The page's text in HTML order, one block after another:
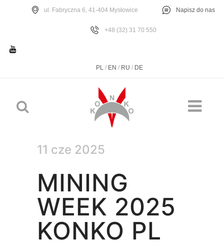
ul. Fabryczna 6, 41-404 Mysłowice Napisz do nas
+48 (32) 31 70 550
PL / EN / RU / DE
11 cze 2025
MINING
WEEK 2025
KONKO PL